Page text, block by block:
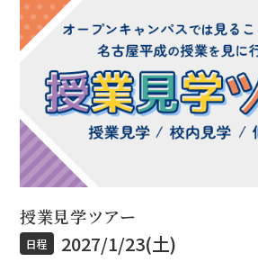
授業見学ツアー
日程 2027/1/23(土)